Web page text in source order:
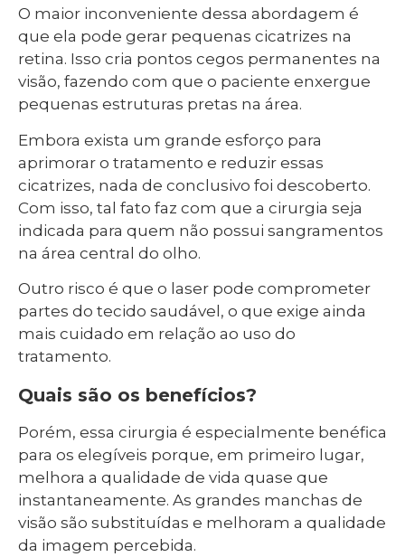
O maior inconveniente dessa abordagem é
que ela pode gerar pequenas cicatrizes na
retina. Isso cria pontos cegos permanentes na
visão, fazendo com que o paciente enxergue
pequenas estruturas pretas na área.
Embora exista um grande esforço para
aprimorar o tratamento e reduzir essas
cicatrizes, nada de conclusivo foi descoberto.
Com isso, tal fato faz com que a cirurgia seja
indicada para quem não possui sangramentos
na área central do olho.
Outro risco é que o laser pode comprometer
partes do tecido saudável, o que exige ainda
mais cuidado em relação ao uso do
tratamento.
Quais são os benefícios?
Porém, essa cirurgia é especialmente benéfica
para os elegíveis porque, em primeiro lugar,
melhora a qualidade de vida quase que
instantaneamente. As grandes manchas de
visão são substituídas e melhoram a qualidade
da imagem percebida.